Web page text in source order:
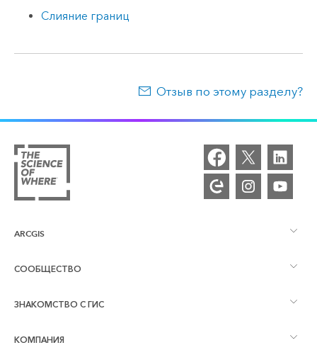
Слияние границ
Отзыв по этому разделу?
ARCGIS
Обзор ArcGIS
СООБЩЕСТВО
Сообщества и форумы
ЗНАКОМСТВО С ГИС
Что такое ГИС?
КОМПАНИЯ